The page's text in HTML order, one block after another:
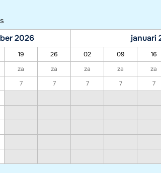
2026 januari
19 26 02 09 16
za za za za za
7 7 7 7 7